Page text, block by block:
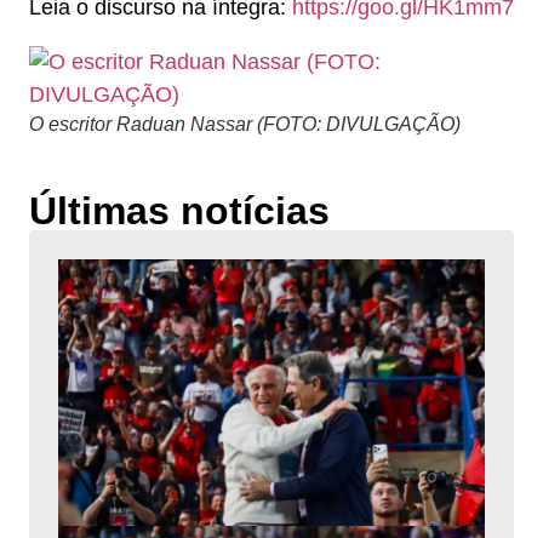
Leia o discurso na íntegra: https://goo.gl/HK1mm7
O escritor Raduan Nassar (FOTO: DIVULGAÇÃO)
Últimas notícias